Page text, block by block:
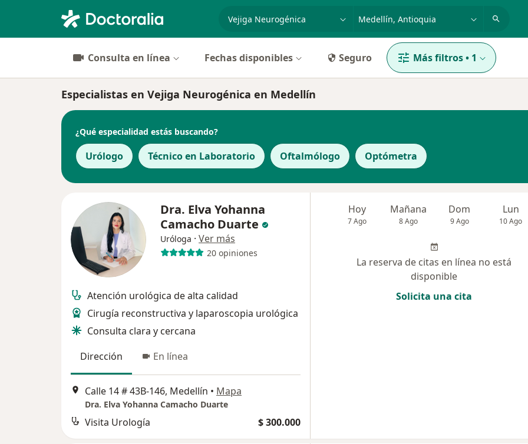
especialidad, enfermedad o nombrep. ej. Bogotá
Consulta en línea Fechas disponibles Seguro Más filtros• 1
Especialistas en Vejiga Neurogénica en Medellín
¿Qué especialidad estás buscando?
Urólogo Técnico en Laboratorio Oftalmólogo Optómetra
Dra. Elva Yohanna
Camacho Duarte
Uróloga · Ver más
20 opiniones
Atención urológica de alta calidad
Cirugía reconstructiva y laparoscopia urológica
Consulta clara y cercana
Dirección
En línea
Calle 14 # 43B-146, Medellín • Mapa
Dra. Elva Yohanna Camacho Duarte
Visita Urología $ 300.000
Hoy
7 Ago
Mañana
8 Ago
Dom
9 Ago
Lun
10 Ago
La reserva de citas en línea no está
disponible
Solicita una cita